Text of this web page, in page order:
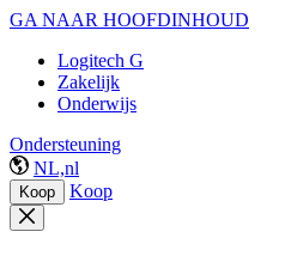
GA NAAR HOOFDINHOUD
Logitech G
Zakelijk
Onderwijs
Ondersteuning
NL,nl
Koop Koop